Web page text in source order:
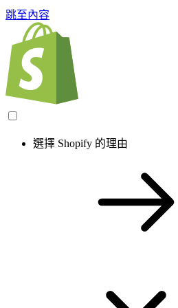
跳至內容
選擇 Shopify 的理由